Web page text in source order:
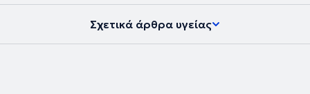
Σχετικά άρθρα υγείας